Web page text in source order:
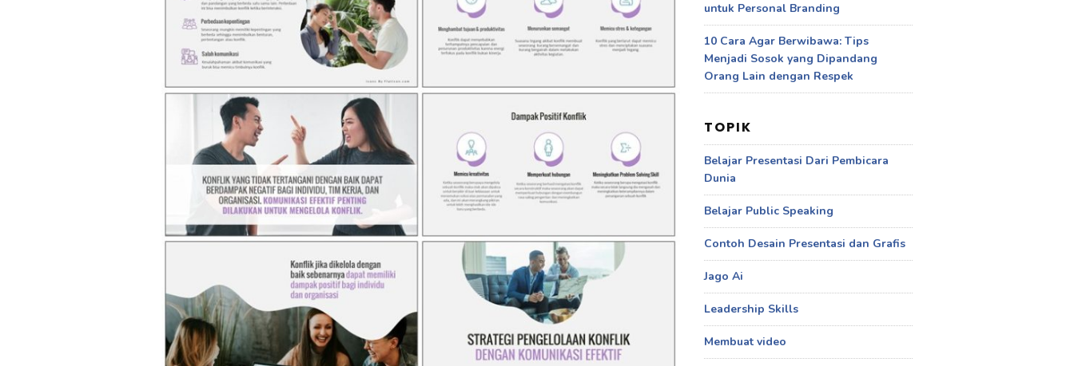
untuk Personal Branding
10 Cara Agar Berwibawa: Tips
Menjadi Sosok yang Dipandang
Orang Lain dengan Respek
TOPIK
Belajar Presentasi Dari Pembicara
Dunia
Belajar Public Speaking
Contoh Desain Presentasi dan Grafis
Jago Ai
Leadership Skills
Membuat video